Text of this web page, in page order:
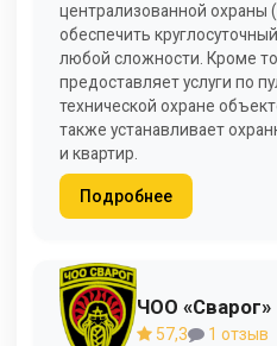
централизованной охраны
обеспечить
любой сложности. Кроме
предоставляет услуги по
технической охране
также устанавливает
и квартир.
Подробнее
ЧОО «Сварог»
57,3
1 отзыв